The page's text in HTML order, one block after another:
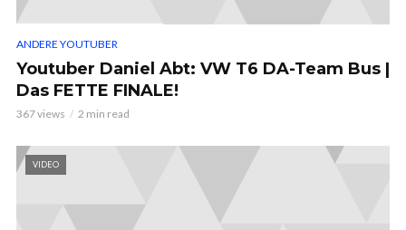
ANDERE YOUTUBER
Youtuber Daniel Abt: VW T6 DA-Team Bus |
Das FETTE FINALE!
367 views 2 min read
VIDEO